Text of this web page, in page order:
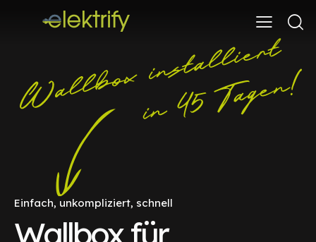
Einfach, unkompliziert, schnell
Wallbox für